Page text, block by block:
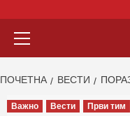
ПОЧЕТНА ВЕСТИ
Важно Вести Први тим